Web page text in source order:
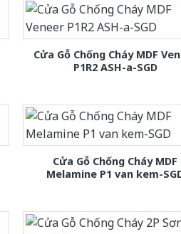
Cửa Gỗ Chống Cháy MDF
P1R2 ASH-a-SGD
Cửa Gỗ Chống Cháy MDF
Melamine P1 van kem-